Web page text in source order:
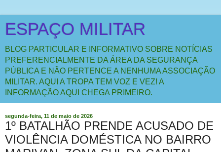
ESPAÇO MILITAR
BLOG PARTICULAR E INFORMATIVO SOBRE NOTÍCIAS
PREFERENCIALMENTE DA ÁREA DA SEGURANÇA
PÚBLICA E NÃO PERTENCE A NENHUMA ASSOCIAÇÃO
MILITAR. AQUI A TROPA TEM VOZ E VEZ! A
INFORMAÇÃO AQUI CHEGA PRIMEIRO.
segunda-feira, 11 de maio de 2026
1º BATALHÃO PRENDE ACUSADO DE
VIOLÊNCIA DOMÉSTICA NO BAIRRO